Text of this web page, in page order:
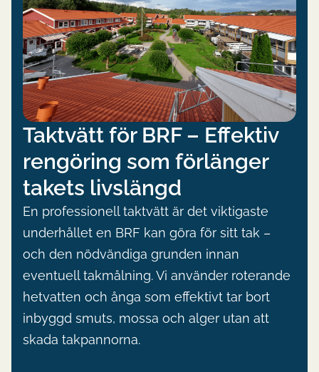
Taktvätt för BRF – Effektiv
rengöring som förlänger
takets livslängd
En professionell taktvätt är det viktigaste
underhållet en BRF kan göra för sitt tak –
och den nödvändiga grunden innan
eventuell takmålning. Vi använder roterande
hetvatten och ånga som effektivt tar bort
inbyggd smuts, mossa och alger utan att
skada takpannorna.